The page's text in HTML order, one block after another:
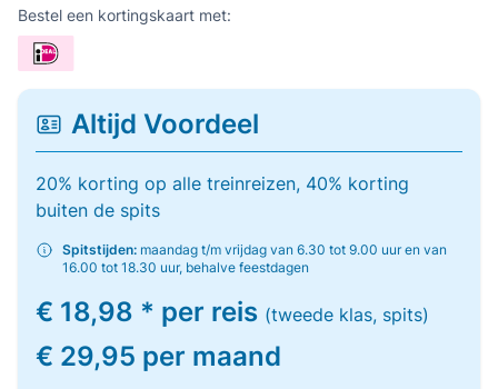
Bestel een kortingskaart met:
Altijd Voordeel
20% korting op alle treinreizen, 40% korting
buiten de spits
Spitstijden: maandag t/m vrijdag van 6.30 tot 9.00 uur en van
16.00 tot 18.30 uur, behalve feestdagen
€ 18,98 * per reis (tweede klas, spits)
€ 29,95 per maand